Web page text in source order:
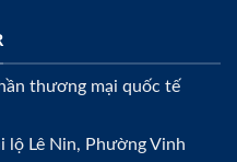
thương mại quốc tế
lộ Lê Nin, Phường Vinh